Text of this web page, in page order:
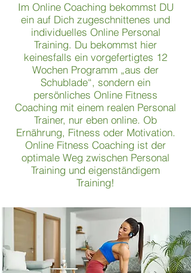
Im Online Coaching bekommst DU
ein auf Dich zugeschnittenes und
individuelles Online Personal
Training. Du bekommst hier
keinesfalls ein vorgefertigtes 12
Wochen Programm „aus der
Schublade“, sondern ein
persönliches Online Fitness
Coaching mit einem realen Personal
Trainer, nur eben online. Ob
Ernährung, Fitness oder Motivation.
Online Fitness Coaching ist der
optimale Weg zwischen Personal
Training und eigenständigem
Training!